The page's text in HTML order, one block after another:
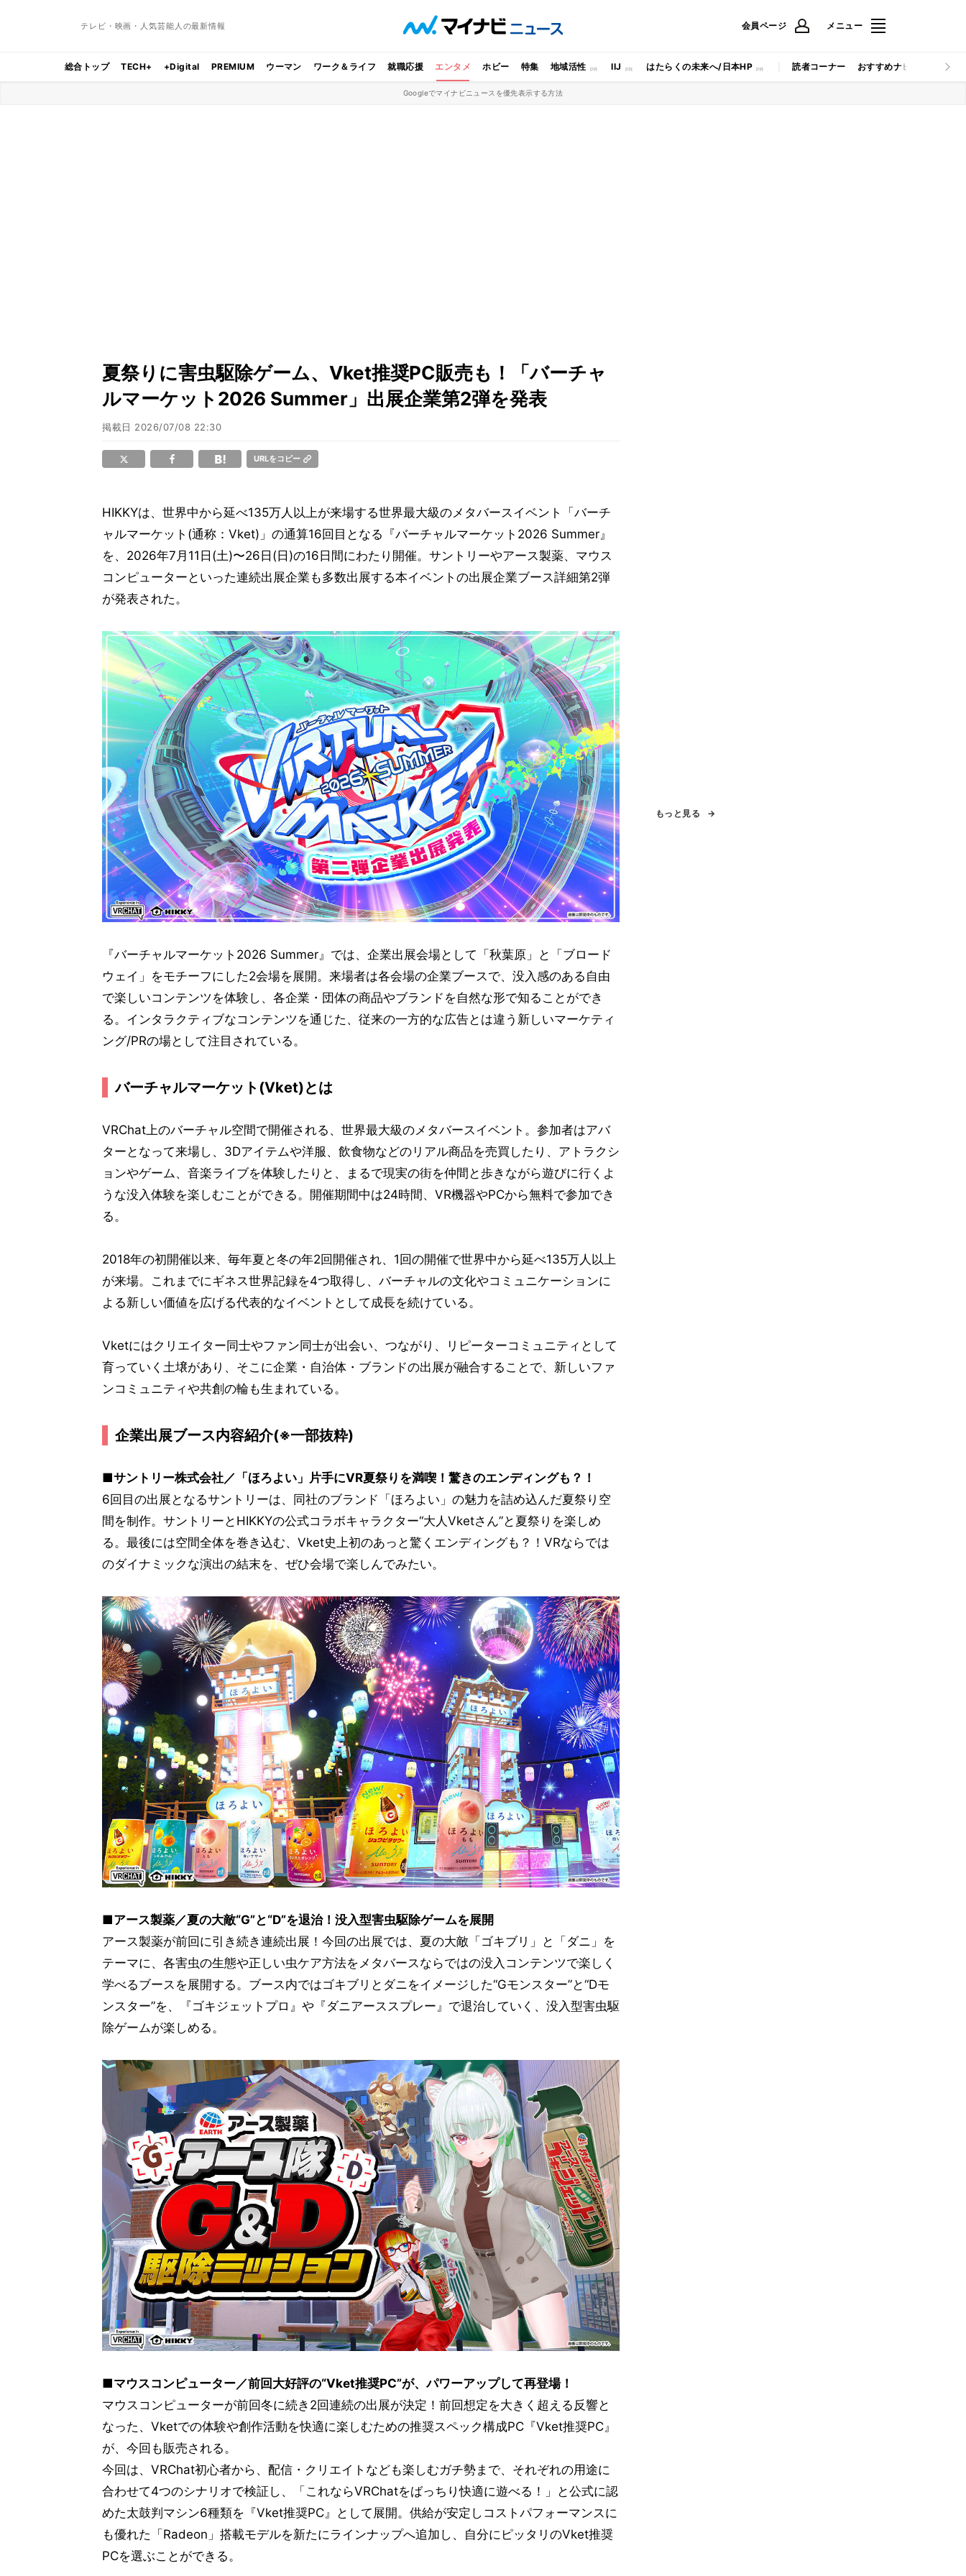
テレビ・映画・人気芸能人の最新情報 会員ページ メニュー
総合トップ TECH+ +Digital PREMIUM ウーマン ワーク＆ライフ 就職応援 エンタメ ホビー 特集 地域活性 IIJ はたらくの未来へ/日本HP 読者コーナー おすすめナビ マイナビ
Googleでマイナビニュースを優先表示する方法
夏祭りに害虫駆除ゲーム、Vket推奨PC販売も！「バーチャ
ルマーケット2026 Summer」出展企業第2弾を発表
掲載日 2026/07/08 22:30
URLをコピー
HIKKYは、世界中から延べ135万人以上が来場する世界最大級のメタバースイベント「バーチ
ャルマーケット(通称：Vket)」の通算16回目となる『バーチャルマーケット2026 Summer』
を、2026年7月11日(土)〜26日(日)の16日間にわたり開催。サントリーやアース製薬、マウス
コンピューターといった連続出展企業も多数出展する本イベントの出展企業ブース詳細第2弾
が発表された。
『バーチャルマーケット2026 Summer』では、企業出展会場として「秋葉原」と「ブロード
ウェイ」をモチーフにした2会場を展開。来場者は各会場の企業ブースで、没入感のある自由
で楽しいコンテンツを体験し、各企業・団体の商品やブランドを自然な形で知ることができ
る。インタラクティブなコンテンツを通じた、従来の一方的な広告とは違う新しいマーケティ
ング/PRの場として注目されている。
バーチャルマーケット(Vket)とは
VRChat上のバーチャル空間で開催される、世界最大級のメタバースイベント。参加者はアバ
ターとなって来場し、3Dアイテムや洋服、飲食物などのリアル商品を売買したり、アトラクシ
ョンやゲーム、音楽ライブを体験したりと、まるで現実の街を仲間と歩きながら遊びに行くよ
うな没入体験を楽しむことができる。開催期間中は24時間、VR機器やPCから無料で参加でき
る。
2018年の初開催以来、毎年夏と冬の年2回開催され、1回の開催で世界中から延べ135万人以上
が来場。これまでにギネス世界記録を4つ取得し、バーチャルの文化やコミュニケーションに
よる新しい価値を広げる代表的なイベントとして成長を続けている。
Vketにはクリエイター同士やファン同士が出会い、つながり、リピーターコミュニティとして
育っていく土壌があり、そこに企業・自治体・ブランドの出展が融合することで、新しいファ
ンコミュニティや共創の輪も生まれている。
企業出展ブース内容紹介(※一部抜粋)
■サントリー株式会社／「ほろよい」片手にVR夏祭りを満喫！驚きのエンディングも？！
6回目の出展となるサントリーは、同社のブランド「ほろよい」の魅力を詰め込んだ夏祭り空
間を制作。サントリーとHIKKYの公式コラボキャラクター“大人Vketさん”と夏祭りを楽しめ
る。最後には空間全体を巻き込む、Vket史上初のあっと驚くエンディングも？！VRならでは
のダイナミックな演出の結末を、ぜひ会場で楽しんでみたい。
■アース製薬／夏の大敵“G”と“D”を退治！没入型害虫駆除ゲームを展開
アース製薬が前回に引き続き連続出展！今回の出展では、夏の大敵「ゴキブリ」と「ダニ」を
テーマに、各害虫の生態や正しい虫ケア方法をメタバースならではの没入コンテンツで楽しく
学べるブースを展開する。ブース内ではゴキブリとダニをイメージした“Gモンスター”と“Dモ
ンスター”を、『ゴキジェットプロ』や『ダニアーススプレー』で退治していく、没入型害虫駆
除ゲームが楽しめる。
■マウスコンピューター／前回大好評の“Vket推奨PC”が、パワーアップして再登場！
マウスコンピューターが前回冬に続き2回連続の出展が決定！前回想定を大きく超える反響と
なった、Vketでの体験や創作活動を快適に楽しむための推奨スペック構成PC『Vket推奨PC』
が、今回も販売される。
今回は、VRChat初心者から、配信・クリエイトなども楽しむガチ勢まで、それぞれの用途に
合わせて4つのシナリオで検証し、「これならVRChatをばっちり快適に遊べる！」と公式に認
めた太鼓判マシン6種類を『Vket推奨PC』として展開。供給が安定しコストパフォーマンスに
も優れた「Radeon」搭載モデルを新たにラインナップへ追加し、自分にピッタリのVket推奨
PCを選ぶことができる。
もっと見る